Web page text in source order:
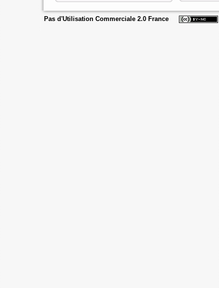
Pas d'Utilisation Commerciale 2.0 France